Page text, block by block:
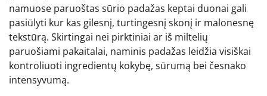
namuose paruoštas sūrio padažas keptai duonai gali
pasiūlyti kur kas gilesnį, turtingesnį skonį ir malonesnę
tekstūrą. Skirtingai nei pirktiniai ar iš miltelių
paruošiami pakaitalai, naminis padažas leidžia visiškai
kontroliuoti ingredientų kokybę, sūrumą bei česnako
intensyvumą.